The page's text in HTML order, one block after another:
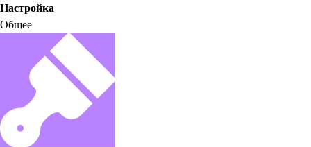
Настройка
Общее